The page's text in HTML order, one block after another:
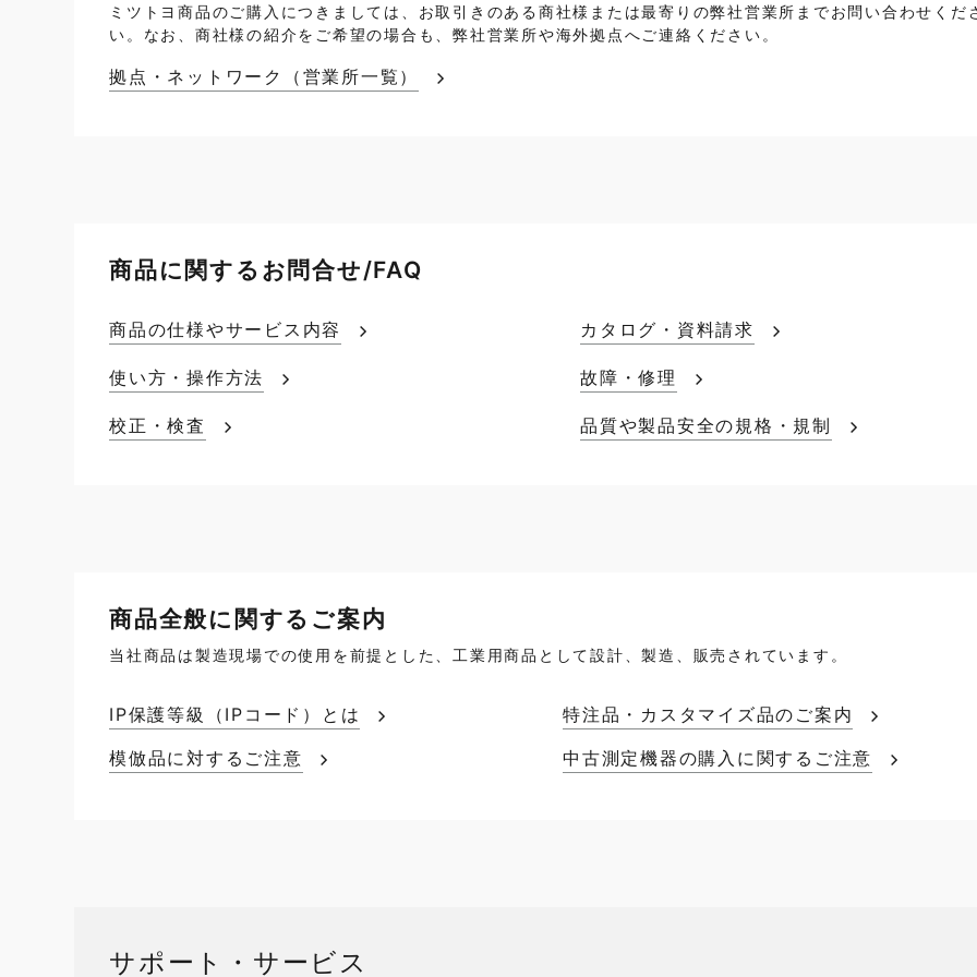
ミツトヨ商品のご購入につきましては、お取引きのある商社様または最寄りの弊社営業所までお問い合わせくだ
い。なお、商社様の紹介をご希望の場合も、弊社営業所や海外拠点へご連絡ください。
拠点・ネットワーク（営業所一覧）
商品に関するお問合せ/FAQ
商品の仕様やサービス内容
使い方・操作方法
校正・検査
カタログ・資料請求
故障・修理
品質や製品安全の規格・規制
商品全般に関するご案内
当社商品は製造現場での使用を前提とした、工業用商品として設計、製造、販売されています。
IP保護等級（IPコード）とは
特注品・カスタマイズ品のご案内
模倣品に対するご注意
中古測定機器の購入に関するご注意
サポート・サービス